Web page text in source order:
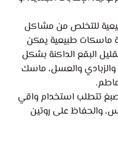
للتخلص من مشاكل
ماسكات طبيعية يمكن
البقع الداكنة بشكل
والعسل، ماسك
تتطلب استخدام واقي
والحفاظ على روتين